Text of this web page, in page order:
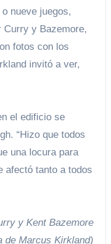
nueve juegos,
Curry y Bazemore,
fotos con los
invitó a ver,
el edificio se
“Hizo que todos
una locura para
afectó tanto a todos
y Kent Bazemore
de Marcus Kirkland)